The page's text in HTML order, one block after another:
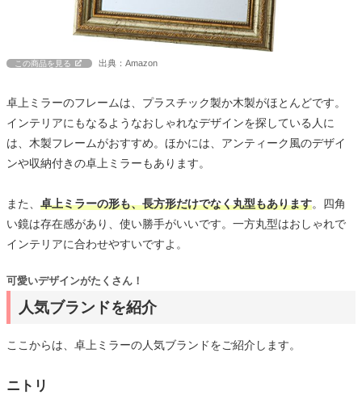
この商品を見る 出典：Amazon
卓上ミラーのフレームは、プラスチック製か木製がほとんどです。
インテリアにもなるようなおしゃれなデザインを探している人に
は、木製フレームがおすすめ。ほかには、アンティーク風のデザイ
ンや収納付きの卓上ミラーもあります。
また、 卓上ミラーの形も、長方形だけでなく丸型もあります。四角
い鏡は存在感があり、使い勝手がいいです。一方丸型はおしゃれで
インテリアに合わせやすいですよ。
人気ブランドを紹介
可愛いデザインがたくさん！
ここからは、卓上ミラーの人気ブランドをご紹介します。
ニトリ